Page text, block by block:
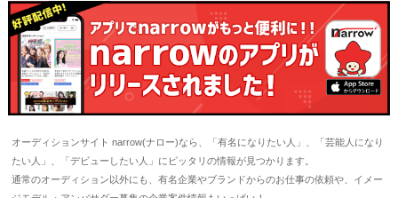
オーディションサイト narrow(ナロー)なら、「有名になりたい人」、「芸能人になり
たい人」、「デビューしたい人」にピッタリの情報が見つかります。
通常のオーディション以外にも、有名企業やブランドからのお仕事の依頼や、イメー